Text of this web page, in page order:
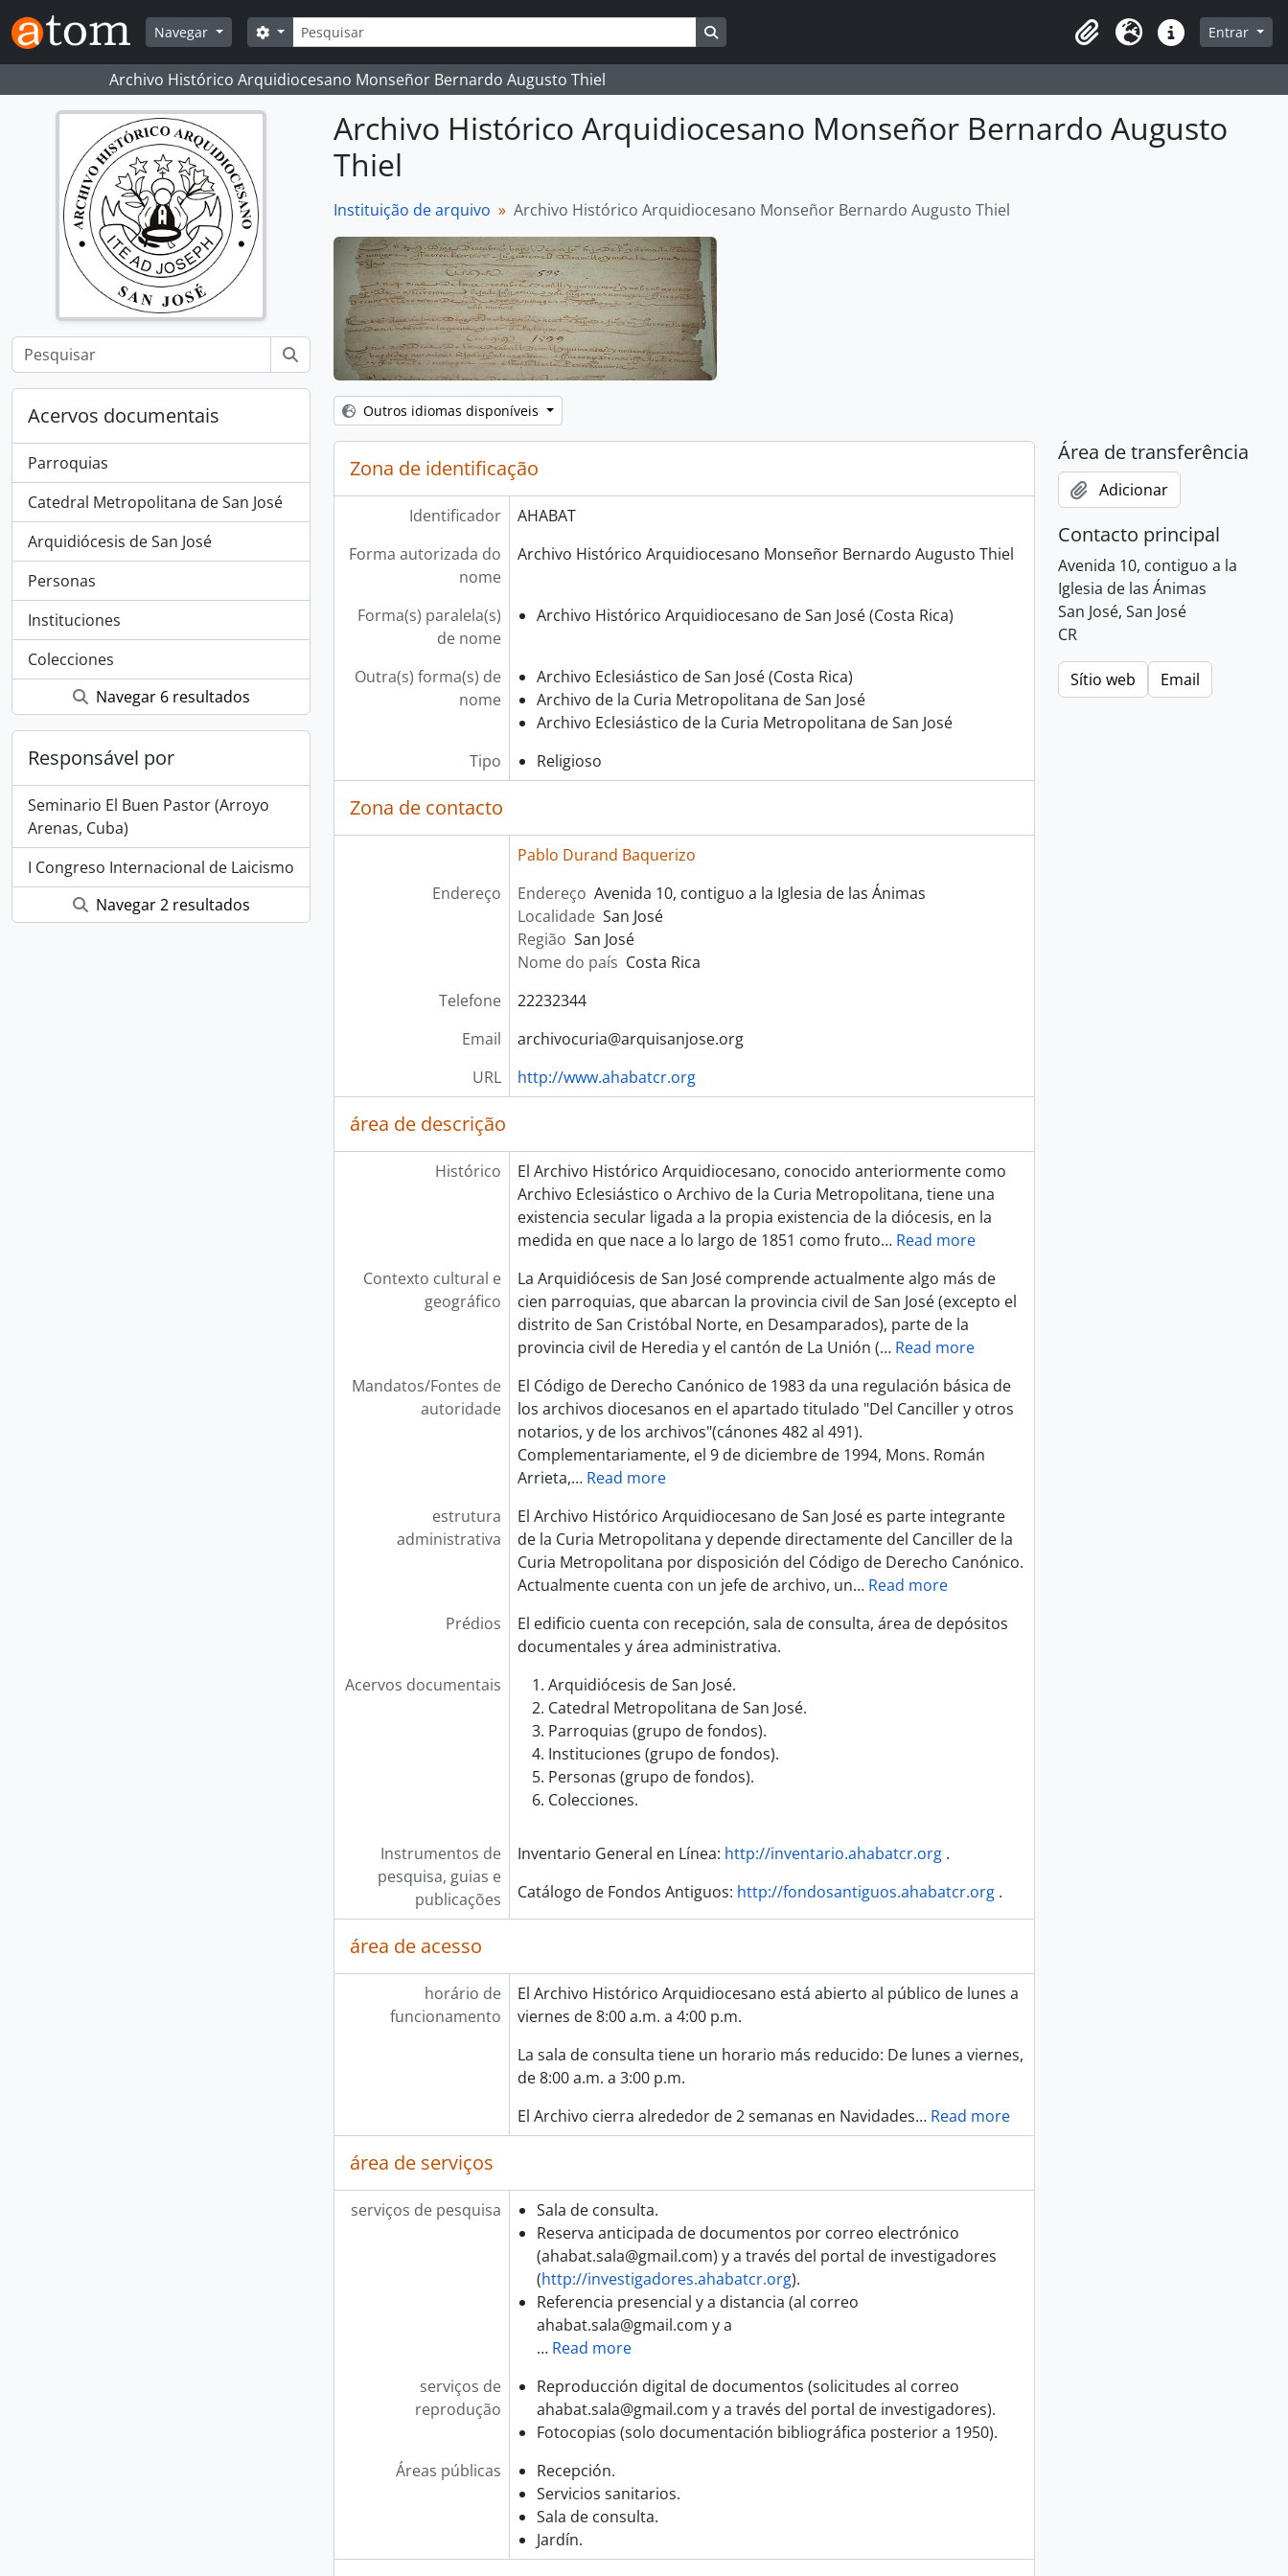
Skip to main content
Navegar
Pesquisar
Search options
Área de transferência
Idioma Ligações rápidas
Entrar
Archivo Histórico Arquidiocesano Monseñor Bernardo Augusto Thiel
Acervos documentais
Parroquias
Catedral Metropolitana de San José
Arquidiócesis de San José
Personas
Instituciones
Colecciones
Navegar 6 resultados
Responsável por
Seminario El Buen Pastor (Arroyo
Arenas, Cuba)
I Congreso Internacional de Laicismo
Navegar 2 resultados
Archivo Histórico Arquidiocesano Monseñor Bernardo Augusto
Thiel
Instituição de arquivo Archivo Histórico Arquidiocesano Monseñor Bernardo Augusto Thiel
Outros idiomas disponíveis
Zona de identificação
Identificador
AHABAT
Forma autorizada do
nome
Archivo Histórico Arquidiocesano Monseñor Bernardo Augusto Thiel
Forma(s) paralela(s)
de nome
Archivo Histórico Arquidiocesano de San José (Costa Rica)
Outra(s) forma(s) de
nome
Archivo Eclesiástico de San José (Costa Rica)
Archivo de la Curia Metropolitana de San José
Archivo Eclesiástico de la Curia Metropolitana de San José
Tipo
Religioso
Zona de contacto
Pablo Durand Baquerizo
Endereço
Endereço Avenida 10, contiguo a la Iglesia de las Ánimas
Localidade San José
Região San José
Nome do país Costa Rica
Telefone
22232344
Email
archivocuria@arquisanjose.org
URL
http://www.ahabatcr.org
área de descrição
Histórico
El Archivo Histórico Arquidiocesano, conocido anteriormente como
Archivo Eclesiástico o Archivo de la Curia Metropolitana, tiene una
existencia secular ligada a la propia existencia de la diócesis, en la
medida en que nace a lo largo de 1851 como fruto… Read more
Contexto cultural e
geográfico
La Arquidiócesis de San José comprende actualmente algo más de
cien parroquias, que abarcan la provincia civil de San José (excepto el
distrito de San Cristóbal Norte, en Desamparados), parte de la
provincia civil de Heredia y el cantón de La Unión (… Read more
Mandatos/Fontes de
autoridade
El Código de Derecho Canónico de 1983 da una regulación básica de
los archivos diocesanos en el apartado titulado "Del Canciller y otros
notarios, y de los archivos"(cánones 482 al 491).
Complementariamente, el 9 de diciembre de 1994, Mons. Román
Arrieta,… Read more
estrutura
administrativa
El Archivo Histórico Arquidiocesano de San José es parte integrante
de la Curia Metropolitana y depende directamente del Canciller de la
Curia Metropolitana por disposición del Código de Derecho Canónico.
Actualmente cuenta con un jefe de archivo, un… Read more
Prédios
El edificio cuenta con recepción, sala de consulta, área de depósitos
documentales y área administrativa.
Acervos documentais
Arquidiócesis de San José.
Catedral Metropolitana de San José.
Parroquias (grupo de fondos).
Instituciones (grupo de fondos).
Personas (grupo de fondos).
Colecciones.
Instrumentos de
pesquisa, guias e
publicações
Inventario General en Línea: http://inventario.ahabatcr.org.
Catálogo de Fondos Antiguos: http://fondosantiguos.ahabatcr.org.
área de acesso
horário de
funcionamento
El Archivo Histórico Arquidiocesano está abierto al público de lunes a
viernes de 8:00 a.m. a 4:00 p.m.
La sala de consulta tiene un horario más reducido: De lunes a viernes,
de 8:00 a.m. a 3:00 p.m.
El Archivo cierra alrededor de 2 semanas en Navidades… Read more
área de serviços
serviços de pesquisa
Sala de consulta.
Reserva anticipada de documentos por correo electrónico
(ahabat.sala@gmail.com) y a través del portal de investigadores
(http://investigadores.ahabatcr.org).
Referencia presencial y a distancia (al correo
ahabat.sala@gmail.com y a
… Read more
serviços de
reprodução
Reproducción digital de documentos (solicitudes al correo
ahabat.sala@gmail.com y a través del portal de investigadores).
Fotocopias (solo documentación bibliográfica posterior a 1950).
Áreas públicas
Recepción.
Servicios sanitarios.
Sala de consulta.
Jardín.
Área de transferência
Adicionar
Contacto principal
Avenida 10, contiguo a la
Iglesia de las Ánimas
San José, San José
CR
Sítio web Email